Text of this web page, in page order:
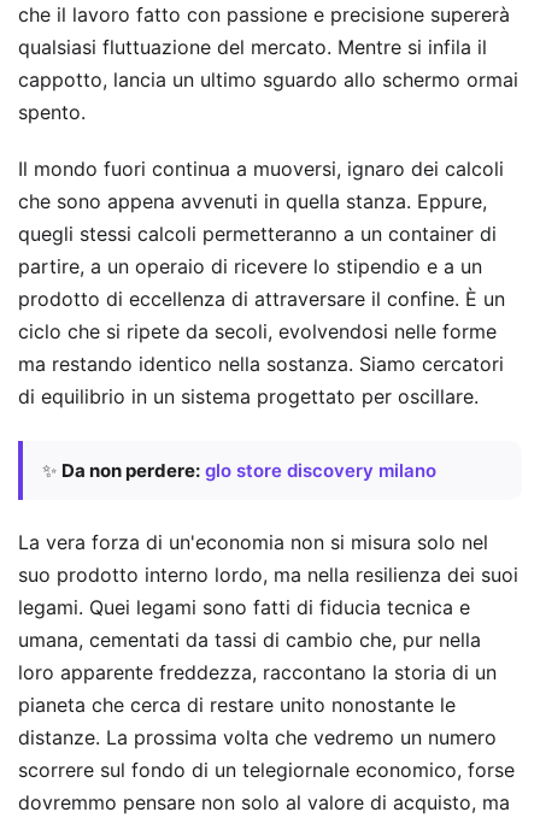
che il lavoro fatto con passione e precisione supererà
qualsiasi fluttuazione del mercato. Mentre si infila il
cappotto, lancia un ultimo sguardo allo schermo ormai
spento.
Il mondo fuori continua a muoversi, ignaro dei calcoli
che sono appena avvenuti in quella stanza. Eppure,
quegli stessi calcoli permetteranno a un container di
partire, a un operaio di ricevere lo stipendio e a un
prodotto di eccellenza di attraversare il confine. È un
ciclo che si ripete da secoli, evolvendosi nelle forme
ma restando identico nella sostanza. Siamo cercatori
di equilibrio in un sistema progettato per oscillare.
✨ Da non perdere: glo store discovery milano
La vera forza di un'economia non si misura solo nel
suo prodotto interno lordo, ma nella resilienza dei suoi
legami. Quei legami sono fatti di fiducia tecnica e
umana, cementati da tassi di cambio che, pur nella
loro apparente freddezza, raccontano la storia di un
pianeta che cerca di restare unito nonostante le
distanze. La prossima volta che vedremo un numero
scorrere sul fondo di un telegiornale economico, forse
dovremmo pensare non solo al valore di acquisto, ma